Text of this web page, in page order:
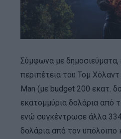
Σύμφωνα με δημοσιεύματα,
περιπέτεια του Τομ
Man (με budget 200 εκατ.
εκατομμύρια δολάρια
ενώ συγκέντρωσε άλλα
δολάρια από τον υπόλοιπο